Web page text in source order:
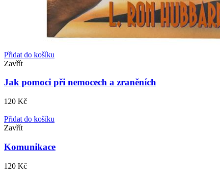
Přidat do košíku
Zavřít
Jak pomoci při nemocech a zraněních
120 Kč
Přidat do košíku
Zavřít
Komunikace
120 Kč